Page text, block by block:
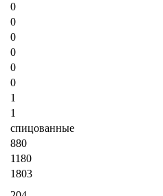
0
0
0
0
0
0
1
1
спицованные
880
1180
1803